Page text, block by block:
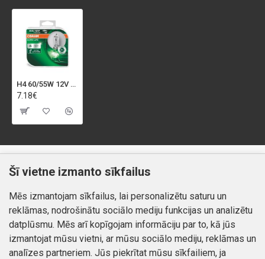
H4 60/55W 12V ULTRA LIFE 2gb.HALOGĒNLAMPA OSRAM
7.18€
Klientiem
Kontakti
Preču atgriešana
Mans profils
Mans profils
Pasūtījumi
Piegāde un apmaksa
Atteikuma tiesības
Privātuma politika
Kontakti
Šī vietne izmanto sīkfailus
Mēs izmantojam sīkfailus, lai personalizētu saturu un
reklāmas, nodrošinātu sociālo mediju funkcijas un analizētu
datplūsmu. Mēs arī kopīgojam informāciju par to, kā jūs
izmantojat mūsu vietni, ar mūsu sociālo mediju, reklāmas un
analīzes partneriem. Jūs piekrītat mūsu sīkfailiem, ja